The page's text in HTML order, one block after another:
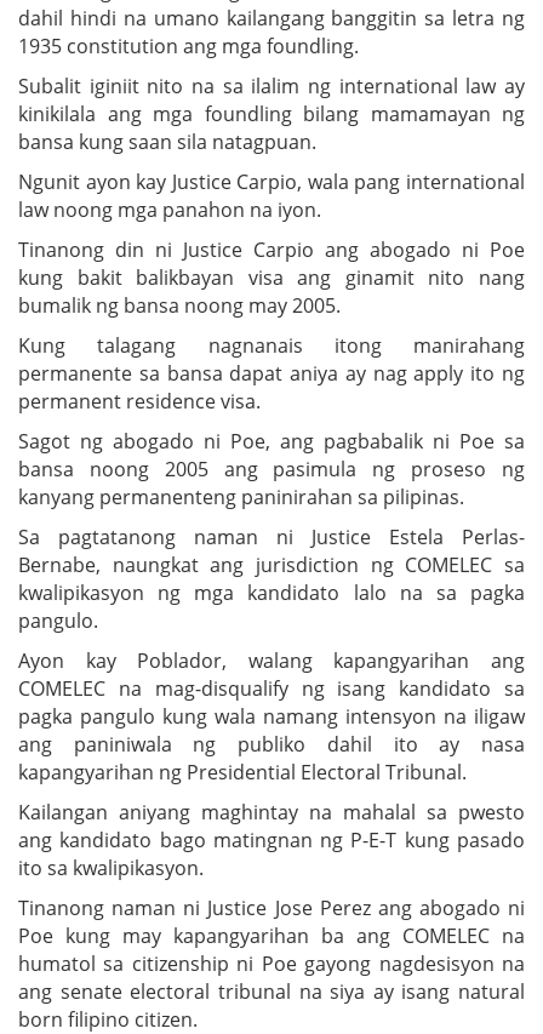
dahil hindi na umano kailangang banggitin sa letra ng
1935 constitution ang mga foundling.
Subalit iginiit nito na sa ilalim ng international law ay
kinikilala ang mga foundling bilang mamamayan ng
bansa kung saan sila natagpuan.
Ngunit ayon kay Justice Carpio, wala pang international
law noong mga panahon na iyon.
Tinanong din ni Justice Carpio ang abogado ni Poe
kung bakit balikbayan visa ang ginamit nito nang
bumalik ng bansa noong may 2005.
Kung talagang nagnanais itong manirahang
permanente sa bansa dapat aniya ay nag apply ito ng
permanent residence visa.
Sagot ng abogado ni Poe, ang pagbabalik ni Poe sa
bansa noong 2005 ang pasimula ng proseso ng
kanyang permanenteng paninirahan sa pilipinas.
Sa pagtatanong naman ni Justice Estela Perlas-
Bernabe, naungkat ang jurisdiction ng COMELEC sa
kwalipikasyon ng mga kandidato lalo na sa pagka
pangulo.
Ayon kay Poblador, walang kapangyarihan ang
COMELEC na mag-disqualify ng isang kandidato sa
pagka pangulo kung wala namang intensyon na iligaw
ang paniniwala ng publiko dahil ito ay nasa
kapangyarihan ng Presidential Electoral Tribunal.
Kailangan aniyang maghintay na mahalal sa pwesto
ang kandidato bago matingnan ng P-E-T kung pasado
ito sa kwalipikasyon.
Tinanong naman ni Justice Jose Perez ang abogado ni
Poe kung may kapangyarihan ba ang COMELEC na
humatol sa citizenship ni Poe gayong nagdesisyon na
ang senate electoral tribunal na siya ay isang natural
born filipino citizen.